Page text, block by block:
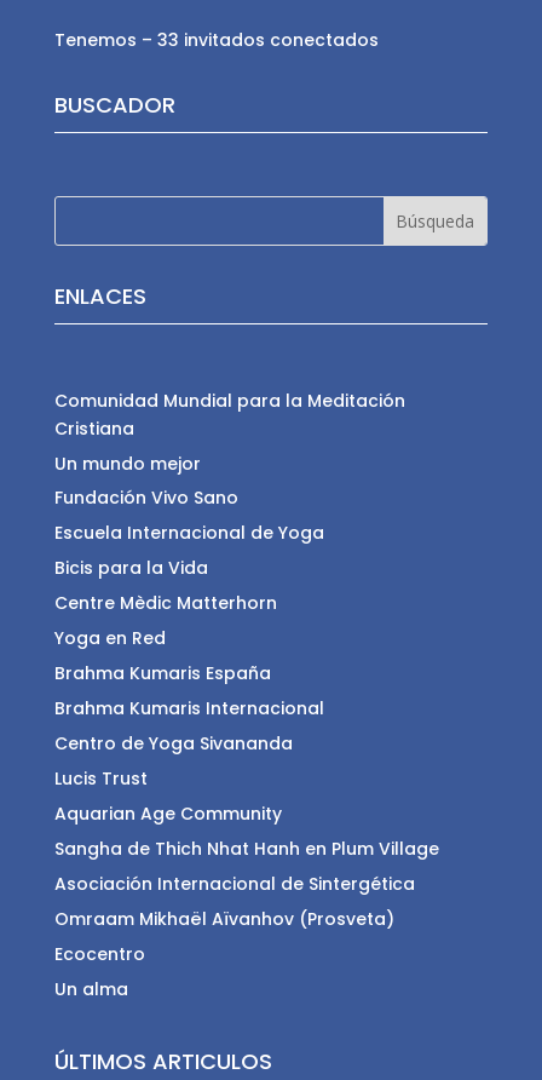
Tenemos – 33 invitados conectados
BUSCADOR
ENLACES
Comunidad Mundial para la Meditación
Cristiana
Un mundo mejor
Fundación Vivo Sano
Escuela Internacional de Yoga
Bicis para la Vida
Centre Mèdic Matterhorn
Yoga en Red
Brahma Kumaris España
Brahma Kumaris Internacional
Centro de Yoga Sivananda
Lucis Trust
Aquarian Age Community
Sangha de Thich Nhat Hanh en Plum Village
Asociación Internacional de Sintergética
Omraam Mikhaël Aïvanhov (Prosveta)
Ecocentro
Un alma
ÚLTIMOS ARTICULOS